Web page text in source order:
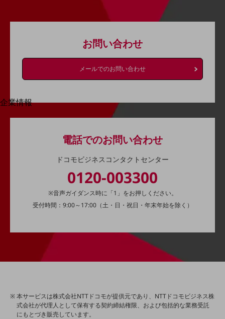
100回線以上のお問い合わせ・お見積りはこちら
別ウィンドウで開きます
企業情報
社長からのご挨拶
ニュースルーム
地域からの発表
お問い合わせ
メールでのお問い合わせ
電話でのお問い合わせ
ドコモビジネスコンタクトセンター
0120-003300
※音声ガイダンス時に「1」をお押しください。
受付時間：9:00～17:00（土・日・祝日・年末年始を除く）
本サービスは株式会社NTTドコモが提供元であり、NTTドコモビジネス株
式会社が代理人として保有する契約締結権限、および包括的な業務受託
にもとづき販売しています。